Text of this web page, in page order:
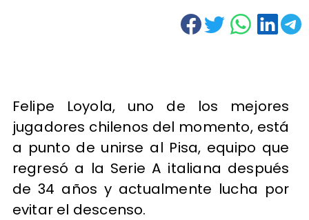
Felipe Loyola, uno de los mejores
jugadores chilenos del momento, está
a punto de unirse al Pisa, equipo que
regresó a la Serie A italiana después
de 34 años y actualmente lucha por
evitar el descenso.